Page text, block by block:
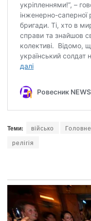
Теми: військо Головне
релігія